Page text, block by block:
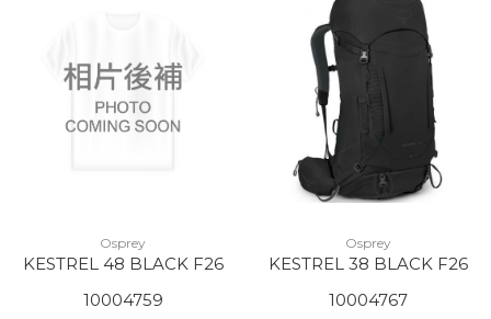
Osprey
KESTREL 48 BLACK F26
10004759
Osprey
KESTREL 38 BLACK F26
10004767